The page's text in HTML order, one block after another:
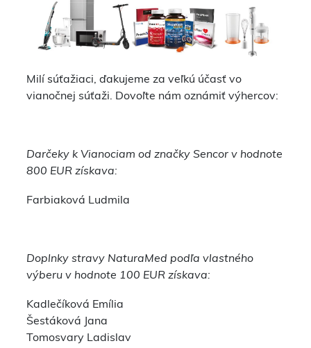
Milí súťažiaci, ďakujeme za veľkú účasť vo
vianočnej súťaži. Dovoľte nám oznámiť výhercov:
Darčeky k Vianociam od značky Sencor v hodnote
800 EUR získava:
Farbiaková Ludmila
Doplnky stravy NaturaMed podľa vlastného
výberu v hodnote 100 EUR získava:
Kadlečíková Emília
Šestáková Jana
Tomosvary Ladislav